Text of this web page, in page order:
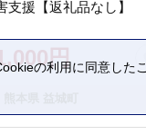
支援【返礼品なし】
円
の利用に同意した